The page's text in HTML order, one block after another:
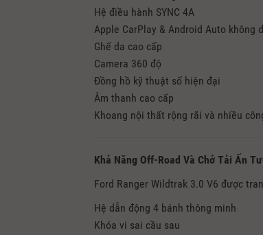
Hệ điều hành SYNC 4A
Apple CarPlay & Android Auto không
Ghế da cao cấp
Camera 360 độ
Đồng hồ kỹ thuật số hiện đại
Âm thanh cao cấp
Khoang nội thất rộng rãi và nhiều
Khả Năng Off-Road Và Chở Tải Ấn
Ford Ranger Wildtrak 3.0 V6 được
Hệ dẫn động 4 bánh thông minh
Khóa vi sai cầu sau